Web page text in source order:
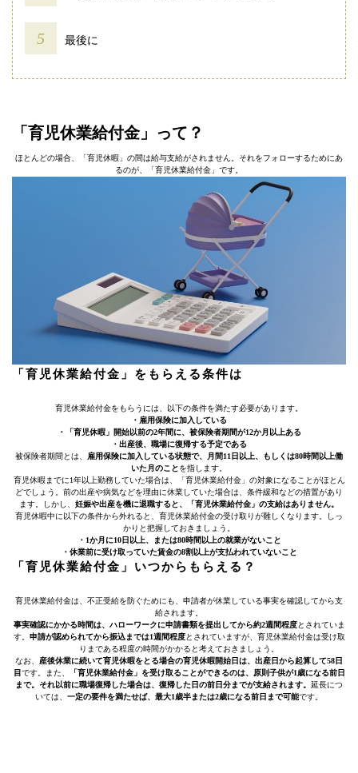
最後に
「育児休業給付金」って？
ほとんどの場合、「育児休暇」の間は給与支給がされません。それをフォローするためにあ
るのが、「育児休業給付金」です。
「育児休業給付金」をもらえる条件は
育児休業給付金をもらうには、以下の条件を満たす必要があります。
・雇用保険に加入している
・「育児休暇」開始以前の2年間に、被保険者期間が12か月以上ある
・出産後、職場に復帰する予定である
被保険者期間とは、 雇用保険に加入している状態で、月間11日以上、もしくは80時間以上働
いた月のことを指します。
育児休暇までに1年以上勤務していた場合は、「育児休業給付金」の対象になることがほとん
どでしょう。前の出産や病気などを理由に休業していた場合は、条件緩和などの措置があり
ます。しかし、 妊娠や出産を機に退職すると、「育児休業給付金」の支給はありません。
育児休暇中に以下の条件から外れると、育児休業給付金の受け取りが難しくなります。しっ
かりと把握しておきましょう。
・1か月に10日以上、または80時間以上の就業がないこと
・休業前に受け取っていた賃金の8割以上が支払われていないこと
「育児休業給付金」いつからもらえる？
育児休業給付金は、不正受給を防ぐためにも、申請者が休業している事実を確認してから支
給されます。
事実確認にかかる時間は、ハローワークに申請書類を提出してから約2週間程度とされていま
す。 申請が認められてから振込までは1週間程度とされていますが、育児休業給付金は受け取
りまである程度の時間がかかると考えておきましょう。
なお、 産後休業に続いて育児休暇をとる場合の育児休暇開始日は、出産日から起算して58日
目です。また、
「育児休業給付金」を受け取ることができるのは、原則子供が1歳になる前日
まで。それ以前に職場復帰した場合は、復帰した日の前日分までが支給されます。 延長につ
いては、 一定の要件を満たせば、最大1歳半または2歳になる前日まで可能です。